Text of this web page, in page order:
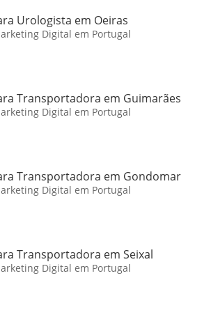
Urologista em Oeiras
Digital em Portugal
Transportadora em Guimarães
Digital em Portugal
Transportadora em Gondomar
Digital em Portugal
Transportadora em Seixal
Digital em Portugal